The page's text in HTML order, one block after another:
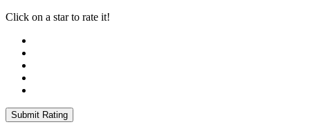
Click on a star to rate it!
Submit Rating